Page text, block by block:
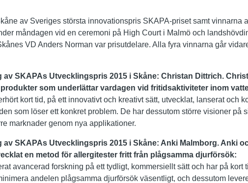
av Sveriges största innovationspris SKAPA-priset samt vinnarna
måndagen vid en ceremoni på High Court i Malmö och
VD Anders Norman var prisutdelare. Alla fyra vinnarna går
SKAPAs Utvecklingspris 2015 i Skåne: Christan Dittrich.
som underlättar vardagen vid fritidsaktiviteter inom
kort tid, på ett innovativt och kreativt sätt, utvecklat, lanserat och
som löser ett konkret problem. De har dessutom större visioner på
marknader genom nya applikationer.
SKAPAs Utvecklingspris 2015 i Skåne: Anki Malmborg. Anki
en metod för allergitester fritt från plågsamma djurförsök:
avancerad forskning på ett tydligt, kommersiellt sätt och har på kort
andelen plågsamma djurförsök väsentligt, och dessutom